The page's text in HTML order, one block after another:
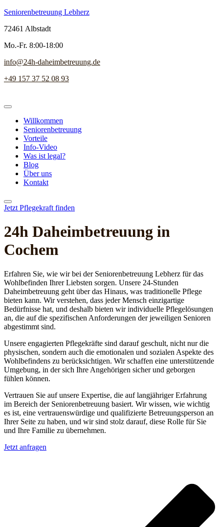
Seniorenbetreuung Lebherz
72461 Albstadt
Mo.-Fr. 8:00-18:00
info@24h-daheimbetreuung.de
+49 157 37 52 08 93
Willkommen
Seniorenbetreuung
Vorteile
Info-Video
Was ist legal?
Blog
Über uns
Kontakt
Jetzt Pflegekraft finden
24h Daheim­betreuung in
Cochem
Erfahren Sie, wie wir bei der Seniorenbetreuung Lebherz für das
Wohlbefinden Ihrer Liebsten sorgen. Unsere 24-Stunden
Daheimbetreuung geht über das Hinaus, was traditionelle Pflege
bieten kann. Wir verstehen, dass jeder Mensch einzigartige
Bedürfnisse hat, und deshalb bieten wir individuelle Pflegelösungen
an, die auf die spezifischen Anforderungen der jeweiligen Senioren
abgestimmt sind.
Unsere engagierten Pflegekräfte sind darauf geschult, nicht nur die
physischen, sondern auch die emotionalen und sozialen Aspekte des
Wohlbefindens zu berücksichtigen. Wir schaffen eine unterstützende
Umgebung, in der sich Ihre Angehörigen sicher und geborgen
fühlen können.
Vertrauen Sie auf unsere Expertise, die auf langjähriger Erfahrung
im Bereich der Seniorenbetreuung basiert. Wir wissen, wie wichtig
es ist, eine vertrauenswürdige und qualifizierte Betreuungsperson an
Ihrer Seite zu haben, und wir sind stolz darauf, diese Rolle für Sie
und Ihre Familie zu übernehmen.
Jetzt anfragen